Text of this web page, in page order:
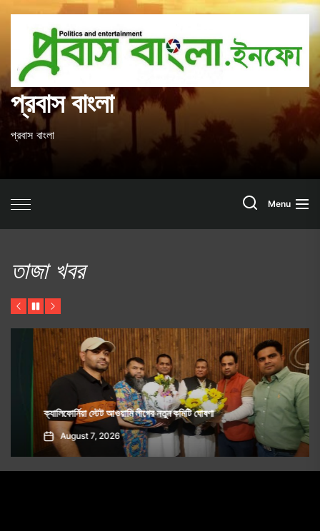
content
প্রবাস বাংলা
প্রবাস বাংলা
SearchMenu
তাজা খবর
Previous
PauseNext
ক্যালিফোর্নিয়া স্টেট আওয়ামি লীগের নতুন কমিটি ঘোষণা
August 7, 2026